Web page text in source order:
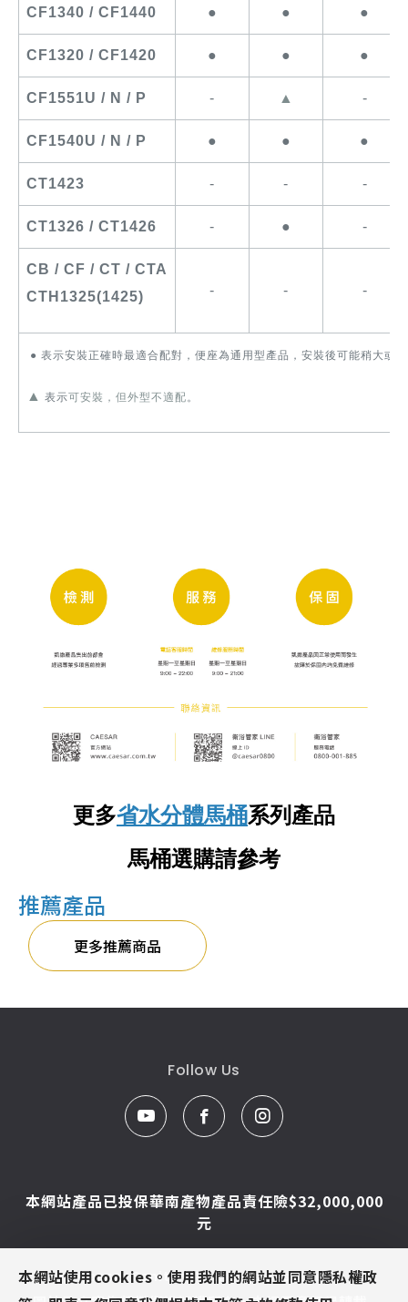
CF1340 / CF1440 ● ● ●
CF1320 / CF1420 ● ● ●
CF1551U / N / P - ▲ -
CF1540U / N / P ● ● ●
CT1423 - - -
CT1326 / CT1426 - ● -
CB / CF / CT / CTA
CTH 1325(1425) - - -
● 表示安裝正確時最適合配對，便座為通用型產品
▲ 表示可安裝，但外型不適配 。
更多省水分體馬桶系列產品
馬桶選購請參考
推薦產品
更多推薦商品
Follow Us
本網站產品已投保華南產物產品責任險$32,000,000
元
© Caesar Sanitar. All Rights Reserved.
本網站使用cookies。使用我們的網站並同意隱私權政